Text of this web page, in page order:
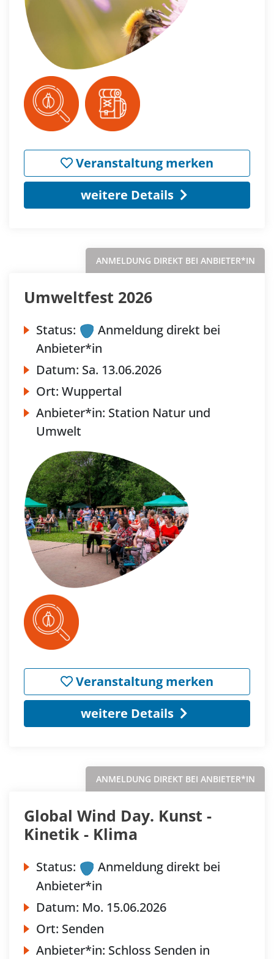
Veranstaltung merken
weitere Details
ANMELDUNG DIREKT BEI ANBIETER*IN
Umweltfest 2026
Status:
Anmeldung direkt bei
Anbieter*in
Datum: Sa. 13.06.2026
Ort: Wuppertal
Anbieter*in: Station Natur und
Umwelt
Veranstaltung merken
weitere Details
ANMELDUNG DIREKT BEI ANBIETER*IN
Global Wind Day. Kunst -
Kinetik - Klima
Status:
Anmeldung direkt bei
Anbieter*in
Datum: Mo. 15.06.2026
Ort: Senden
Anbieter*in: Schloss Senden in